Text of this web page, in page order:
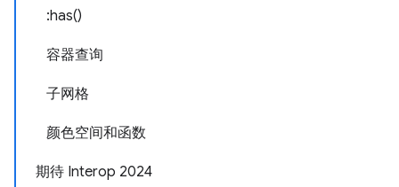
:has()
容器查询
子网格
颜色空间和函数
期待 Interop 2024